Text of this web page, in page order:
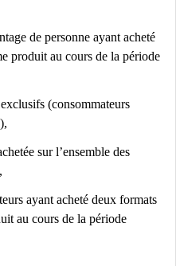
de personne ayant acheté
produit au cours de la période
(consommateurs
sur l’ensemble des
ayant acheté deux formats
au cours de la période